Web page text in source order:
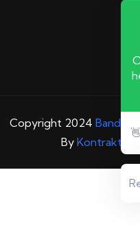
Copyright 2024
By Kontraktor